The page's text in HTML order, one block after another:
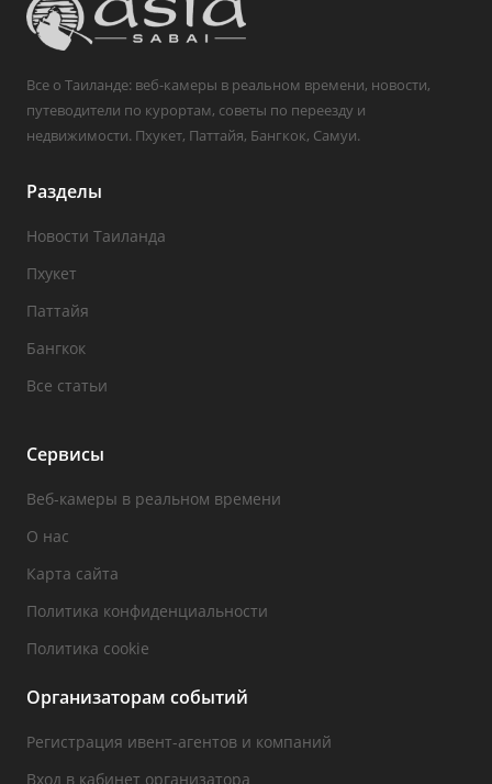
Все о Таиланде: веб-камеры в реальном времени, новости,
путеводители по курортам, советы по переезду и
недвижимости. Пхукет, Паттайя, Бангкок, Самуи.
Разделы
Новости Таиланда
Пхукет
Паттайя
Бангкок
Все статьи
Сервисы
Веб-камеры в реальном времени
О нас
Карта сайта
Политика конфиденциальности
Политика cookie
Организаторам событий
Регистрация ивент-агентов и компаний
Вход в кабинет организатора